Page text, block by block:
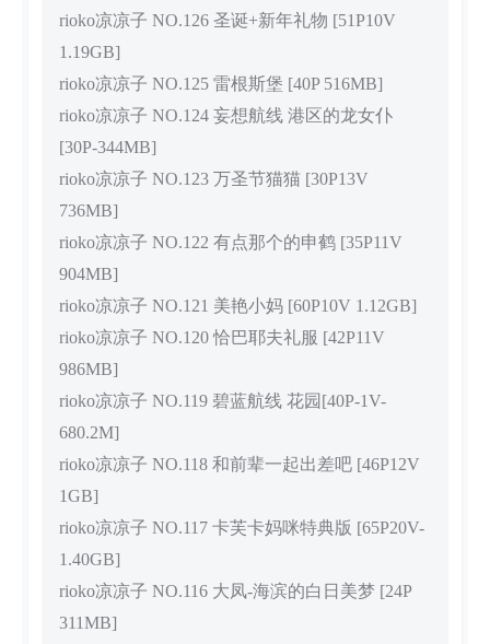
rioko凉凉子 NO.126 圣诞+新年礼物 [51P10V
1.19GB]
rioko凉凉子 NO.125 雷根斯堡 [40P 516MB]
rioko凉凉子 NO.124 妄想航线 港区的龙女仆
[30P-344MB]
rioko凉凉子 NO.123 万圣节猫猫 [30P13V
736MB]
rioko凉凉子 NO.122 有点那个的申鹤 [35P11V
904MB]
rioko凉凉子 NO.121 美艳小妈 [60P10V 1.12GB]
rioko凉凉子 NO.120 恰巴耶夫礼服 [42P11V
986MB]
rioko凉凉子 NO.119 碧蓝航线 花园[40P-1V-
680.2M]
rioko凉凉子 NO.118 和前辈一起出差吧 [46P12V
1GB]
rioko凉凉子 NO.117 卡芙卡妈咪特典版 [65P20V-
1.40GB]
rioko凉凉子 NO.116 大凤-海滨的白日美梦 [24P
311MB]